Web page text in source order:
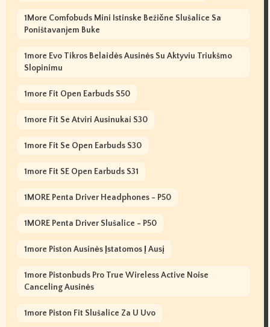
1More Comfobuds Mini Istinske Bežične Slušalice Sa
Poništavanjem Buke
1more Evo Tikros Belaidės Ausinės Su Aktyviu Triukšmo
Slopinimu
1more Fit Open Earbuds S50
1more Fit Se Atviri Ausinukai S30
1more Fit Se Open Earbuds S30
1more Fit SE Open Earbuds S31
1MORE Penta Driver Headphones - P50
1MORE Penta Driver Slušalice - P50
1more Piston Ausinės Įstatomos Į Ausį
1more Pistonbuds Pro True Wireless Active Noise
Canceling Ausinės
1more Piston Fit Slušalice Za U Uvo